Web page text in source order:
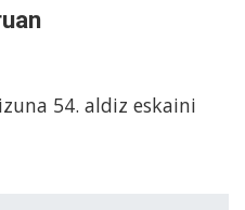
54. aldiz eskaini